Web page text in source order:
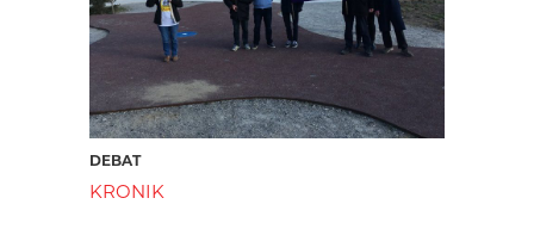
DEBAT
KRONIK